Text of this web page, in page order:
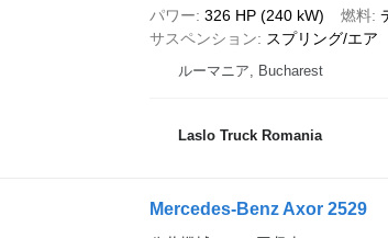
パワー 326 HP (240 kW) 燃料
サスペンション
スプリング/エア
ルーマニア, Bucharest
Laslo Truck Romania
Mercedes-Benz Axor 2529